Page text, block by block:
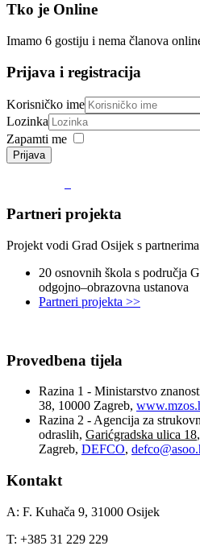
Tko je Online
Imamo 6 gostiju i nema članova
Prijava i registracija
Korisničko ime
Lozinka
Zapamti me
Prijava
Partneri projekta
Projekt vodi Grad Osijek s
20 osnovnih škola s područja
odgojno–obrazovna ustanova
Partneri projekta >>
Provedbena tijela
Razina 1 - Ministarstvo
38, 10000 Zagreb,
Razina 2 - Agencija za
odraslih, Garićgradska ulica 18
Zagreb, DEFCO,
Kontakt
A: F. Kuhača 9, 31000 Osijek
T: +385 31 229 229